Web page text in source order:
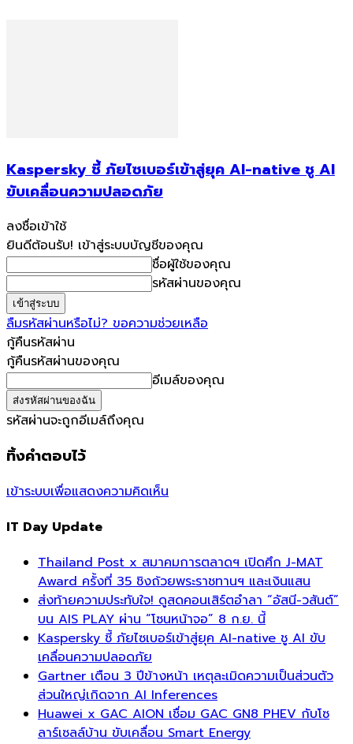
Kaspersky ชี้ ภัยไซเบอร์เข้าสู่ยุค AI-native ชู AI
ขับเคลื่อนความปลอดภัย
ลงชื่อเข้าใช้
ยินดีต้อนรับ! เข้าสู่ระบบบัญชีของคุณ
ชื่อผู้ใช้ของคุณ
รหัสผ่านของคุณ
ลืมรหัสผ่านหรือไม่? ขอความช่วยเหลือ
กู้คืนรหัสผ่าน
กู้คืนรหัสผ่านของคุณ
อีเมล์ของคุณ
รหัสผ่านจะถูกอีเมล์ถึงคุณ
ทิ้งคำตอบไว้
เข้าระบบเพื่อแสดงความคิดเห็น
IT Day Update
Thailand Post x สมาคมการตลาดฯ เปิดศึก J-MAT
Award ครั้งที่ 35 ชิงถ้วยพระราชทานฯ และเงินแสน
ส่งท้ายความประทับใจ! ดูสดคอนเสิร์ตอำลา “อัสนี-วสันต์”
บน AIS PLAY ผ่าน “โซนหน้าจอ” 8 ก.ย. นี้
Kaspersky ชี้ ภัยไซเบอร์เข้าสู่ยุค AI-native ชู AI ขับ
เคลื่อนความปลอดภัย
Gartner เตือน 3 ปีข้างหน้า เหตุละเมิดความเป็นส่วนตัว
ส่วนใหญ่เกิดจาก AI Inferences
Huawei x GAC AION เชื่อม GAC GN8 PHEV กับโซ
ลาร์เซลล์บ้าน ขับเคลื่อน Smart Energy